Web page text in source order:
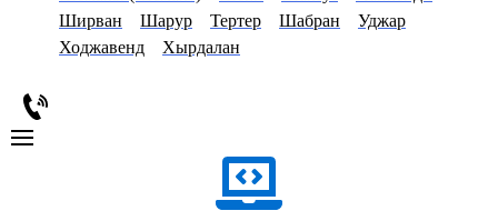
Ширван
Шарур Тертер Шабран
Уджар
Ходжавенд
Хырдалан